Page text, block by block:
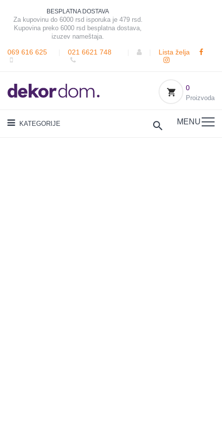
BESPLATNA DOSTAVA
Za kupovinu do 6000 rsd isporuka je 479 rsd.
Kupovina preko 6000 rsd besplatna dostava,
izuzev nameštaja.
069 616 625 021 6621 748 Lista želja
0
Proizvoda
KATEGORIJE MENU